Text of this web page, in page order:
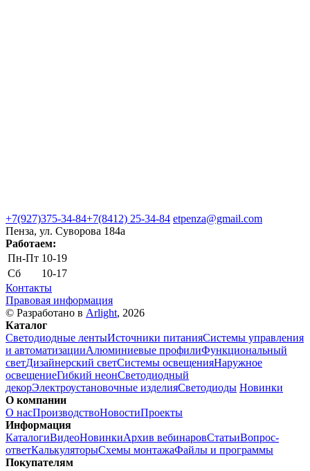
+7(927)375-34-84+7(8412) 25-34-84 etpenza@gmail.com
Пенза, ул. Cуворова 184а
Работаем:
Пн-Пт 10-19
Сб
10-17
Контакты
Правовая информация
© Разработано в Arlight, 2026
Каталог
Светодиодные лентыИсточники питанияСистемы управления
и автоматизацииАлюминиевые профилиФункциональный
светДизайнерский светСистемы освещенияНаружное
освещениеГибкий неонСветодиодный
декорЭлектроустановочные изделияСветодиоды Новинки
О компании
О насПроизводствоНовостиПроекты
Информация
КаталогиВидеоНовинкиАрхив вебинаровСтатьиВопрос-
ответКалькуляторыСхемы монтажаФайлы и программы
Покупателям